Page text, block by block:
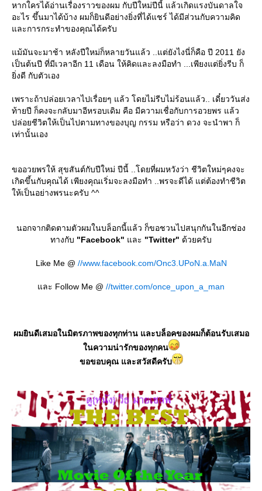
หากใครได้อ่านเรื่องราวของผม กับปีใหม่ปีนี้ แล้วเกิดแรงบันดาลใจ
อะไร ขึ้นมาได้บ้าง ผมก็ยินดีอย่างยิ่งที่ได้แชร์ ได้มีส่วนกับความคิด
ละการกระทำของคุณได้ครับ
ม้มันจะมาช้า หลังปีใหม่ก็หลายวันแล้ว ..แต่ยังไงนี่ก็คือ ปี 2011 ยัง
เป็นต้นปี ที่มีเวลาอีก 11 เดือน ให้คิดและลงมือทำ ...เพียงแต่ยิ่งรีบ ก็
ิ่งดี กับตัวเอง
เพราะถ้าปล่อยเวลาไปเรื่อยๆ แล้ว โดยไม่รีบไม่ร้อนแล้ว.. เดี๋ยววันส่ง
ท้ายปี ก็คงจะกลับมาอีหรอบเดิม คือ มีความเชื่อกับการอวยพร แล้ว
ปล่อยชีวิตให้เป็นไปตามทางของบุญ กรรม หรือว่า ดวง จะนำพา ก็
เท่านั้นเอง
ขออวยพรให้ สุขสันต์กับปีใหม่ ปีนี้ ..โดยที่ผมหวังว่า ชีวิตใหม่ๆคงจะ
เกิดขึ้นกับคุณได้ เพียงคุณเริ่มจะลงมือทำ ..พรจะดีได้ แต่ต้องทำชีวิต
ห้เป็นอย่างพรนะครับ ^^
นอกจากติดตามตัวผมในบล็อกนี้แล้ว ก็ขอชวนไปสนุกกันในอีกช่อง
ทางกับ "Facebook" ละ "Twitter" ด้วยครับ
Like Me @ //www.facebook.com/Onc3.UPoN.a.MaN
ละ Follow Me @ //twitter.com/once_upon_a_man
ผมยินดีเสมอในมิตรภาพของทุกท่าน และบล็อคของผมก็ต้อนรับเสมอ
นความน่ารักของทุกคน
ขอขอบคุณ และสวัสดีครับ